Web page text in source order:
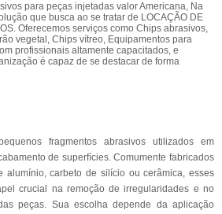
para peças injetadas valor Americana, Na
que busca ao se tratar de LOCAÇÃO DE
Oferecemos serviços como Chips abrasivos,
vegetal, Chips vítreo, Equipamentos para
profissionais altamente capacitados, e
é capaz de se destacar de forma
fragmentos abrasivos utilizados em
de superfícies. Comumente fabricados
alumínio, carbeto de silício ou cerâmica, esses
crucial na remoção de irregularidades e no
peças. Sua escolha depende da aplicação